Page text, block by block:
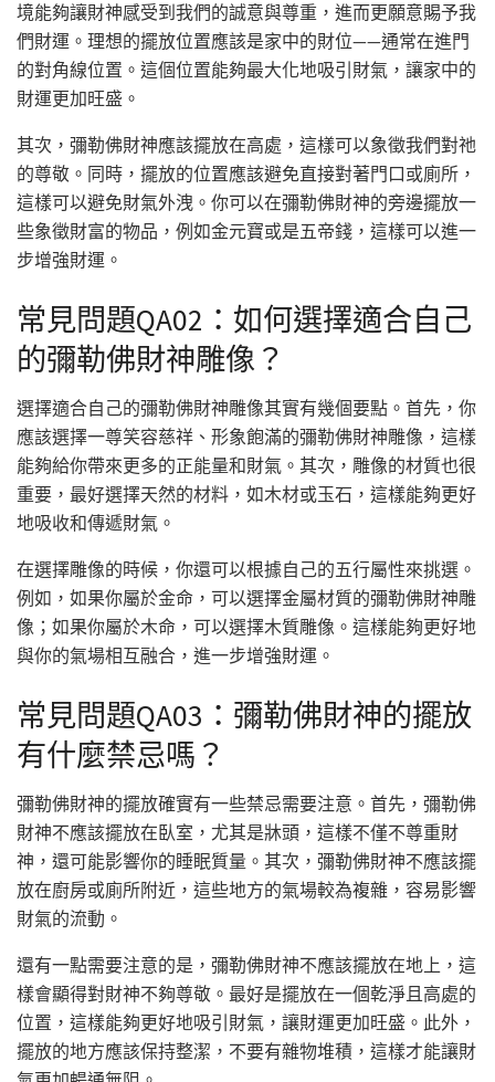
境能夠讓財神感受到我們的誠意與尊重，進而更願意賜予我
們財運。理想的擺放位置應該是家中的財位——通常在進門
的對角線位置。這個位置能夠最大化地吸引財氣，讓家中的
財運更加旺盛。
其次，彌勒佛財神應該擺放在高處，這樣可以象徵我們對祂
的尊敬。同時，擺放的位置應該避免直接對著門口或廁所，
這樣可以避免財氣外洩。你可以在彌勒佛財神的旁邊擺放一
些象徵財富的物品，例如金元寶或是五帝錢，這樣可以進一
步增強財運。
常見問題QA02：如何選擇適合自己
的彌勒佛財神雕像？
選擇適合自己的彌勒佛財神雕像其實有幾個要點。首先，你
應該選擇一尊笑容慈祥、形象飽滿的彌勒佛財神雕像，這樣
能夠給你帶來更多的正能量和財氣。其次，雕像的材質也很
重要，最好選擇天然的材料，如木材或玉石，這樣能夠更好
地吸收和傳遞財氣。
在選擇雕像的時候，你還可以根據自己的五行屬性來挑選。
例如，如果你屬於金命，可以選擇金屬材質的彌勒佛財神雕
像；如果你屬於木命，可以選擇木質雕像。這樣能夠更好地
與你的氣場相互融合，進一步增強財運。
常見問題QA03：彌勒佛財神的擺放
有什麼禁忌嗎？
彌勒佛財神的擺放確實有一些禁忌需要注意。首先，彌勒佛
財神不應該擺放在臥室，尤其是牀頭，這樣不僅不尊重財
神，還可能影響你的睡眠質量。其次，彌勒佛財神不應該擺
放在廚房或廁所附近，這些地方的氣場較為複雜，容易影響
財氣的流動。
還有一點需要注意的是，彌勒佛財神不應該擺放在地上，這
樣會顯得對財神不夠尊敬。最好是擺放在一個乾淨且高處的
位置，這樣能夠更好地吸引財氣，讓財運更加旺盛。此外，
擺放的地方應該保持整潔，不要有雜物堆積，這樣才能讓財